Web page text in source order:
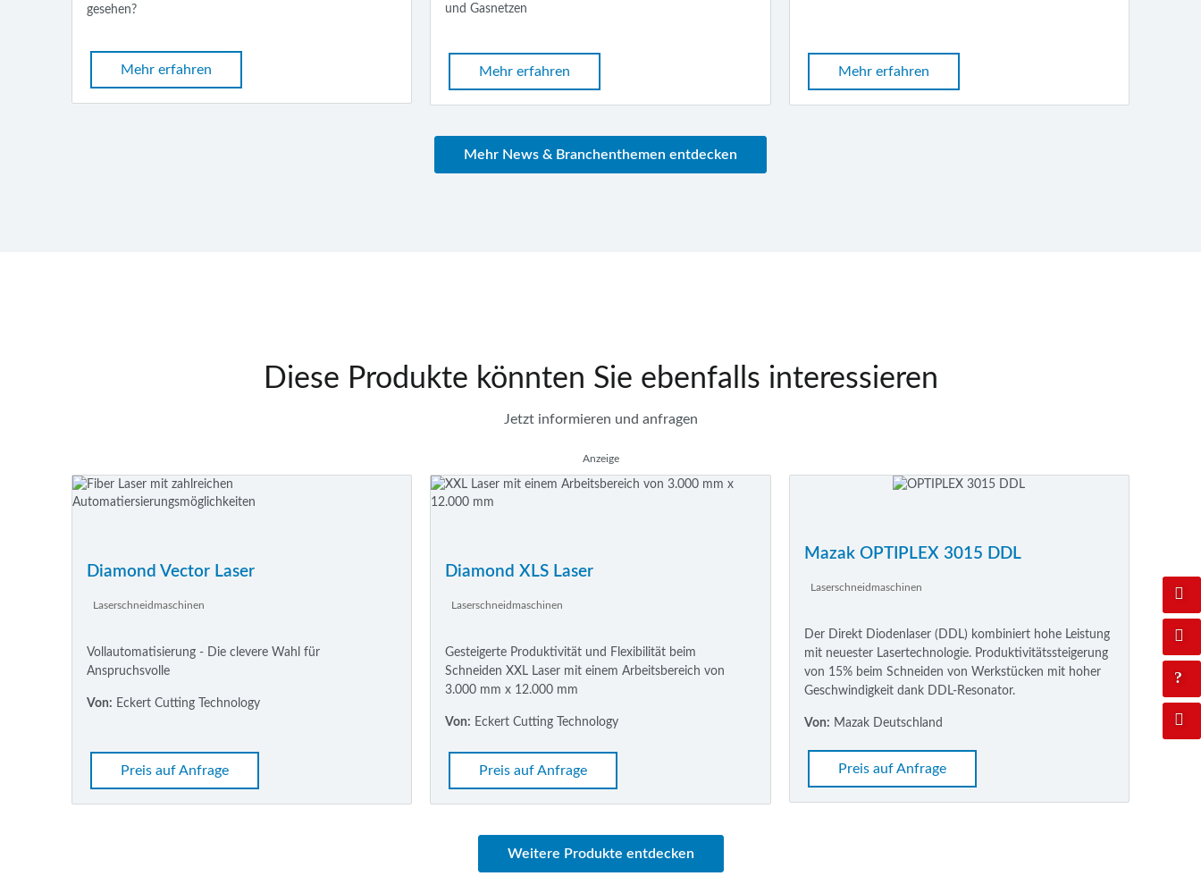
gesehen?
Mehr erfahren
und Gasnetzen
Mehr erfahren Mehr erfahren
Mehr News & Branchenthemen entdecken
Diese Produkte könnten Sie ebenfalls interessieren
Jetzt informieren und anfragen
Anzeige
Diamond Vector Laser
Laserschneidmaschinen
Vollautomatisierung - Die clevere Wahl für
Anspruchsvolle
Von: Eckert Cutting Technology
Preis auf Anfrage
Diamond XLS Laser
Laserschneidmaschinen
Gesteigerte Produktivität und Flexibilität beim
Schneiden XXL Laser mit einem Arbeitsbereich von
3.000 mm x 12.000 mm
Von: Eckert Cutting Technology
Preis auf Anfrage
Mazak OPTIPLEX 3015 DDL
Laserschneidmaschinen
Der Direkt Diodenlaser (DDL) kombiniert hohe Leistung
mit neuester Lasertechnologie. Produktivitätssteigerung
von 15% beim Schneiden von Werkstücken mit hoher
Geschwindigkeit dank DDL-Resonator.
Von: Mazak Deutschland
Preis auf Anfrage
Weitere Produkte entdecken